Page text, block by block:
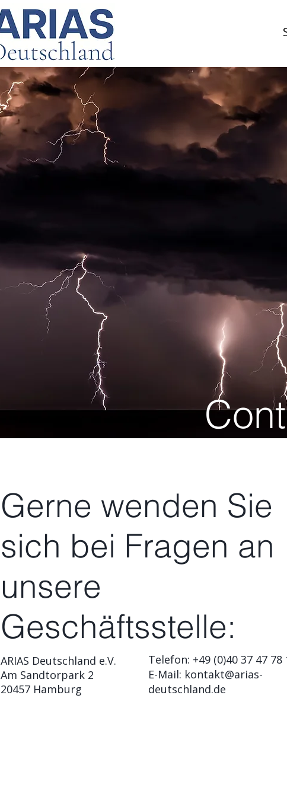
Gerne wenden Sie
sich bei Fragen an
unsere
Geschäftsstelle:
ARIAS Deutschland e.V.
Am Sandtorpark 2
20457 Hamburg
Telefon: +49 (0)40 37 47 78
E-Mail: kontakt@arias-
deutschland.de